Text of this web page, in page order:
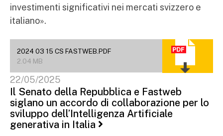
investimenti significativi nei mercati svizzero e
italiano».
2024 03 15 CS FASTWEB.PDF
2.04 MB
22/05/2025
Il Senato della Repubblica e Fastweb
siglano un accordo di collaborazione per lo
sviluppo dell’Intelligenza Artificiale
generativa in Italia